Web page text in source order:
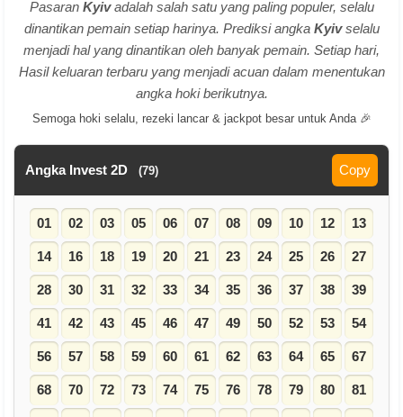
Pasaran Kyivadalah salah satu yang paling populer, selalu
dinantikan pemain setiap harinya. Prediksi angka Kyivselalu
menjadi hal yang dinantikan oleh banyak pemain. Setiap hari,
Hasil keluaran terbaru yang menjadi acuan dalam menentukan
angka hoki berikutnya.
Semoga hoki selalu, rezeki lancar & jackpot besar untuk Anda 🎉
Angka Invest 2D (79) Copy
01 02 03 05 06 07 08 09 10 12 13
14 16 18 19 20 21 23 24 25 26 27
28 30 31 32 33 34 35 36 37 38 39
41 42 43 45 46 47 49 50 52 53 54
56 57 58 59 60 61 62 63 64 65 67
68 70 72 73 74 75 76 78 79 80 81